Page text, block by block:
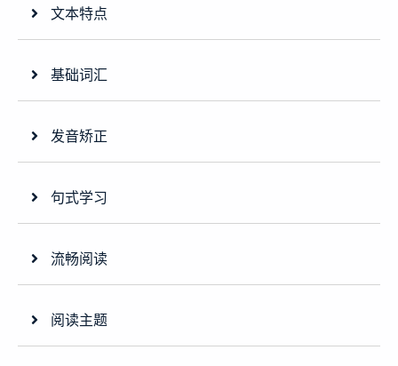
文本特点
基础词汇
发音矫正
句式学习
流畅阅读
阅读主题